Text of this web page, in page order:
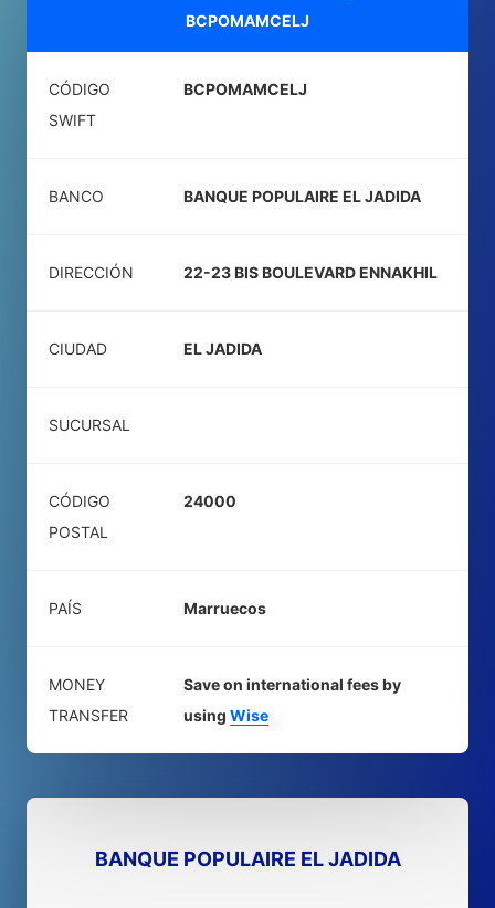
BCPOMAMCELJ
CÓDIGO
SWIFT
BCPOMAMCELJ
BANCO BANQUE POPULAIRE EL JADIDA
DIRECCIÓN 22-23 BIS BOULEVARD ENNAKHIL
CIUDAD EL JADIDA
SUCURSAL
CÓDIGO
POSTAL
24000
PAÍS Marruecos
MONEY
TRANSFER
Save on international fees by
using Wise
BANQUE POPULAIRE EL JADIDA